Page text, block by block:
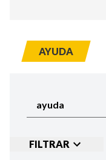
AYUDA
FILTRAR